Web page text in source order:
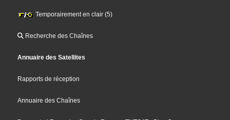
Temporairement en clair (5)
Recherche des Chaînes
Annuaire des Satellites
Rapports de réception
Annuaire des Chaînes